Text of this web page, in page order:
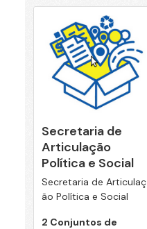
Secretaria de
Articulação
Política e Social
Secretaria de Articulaç
ão Política e Social
2 Conjuntos de